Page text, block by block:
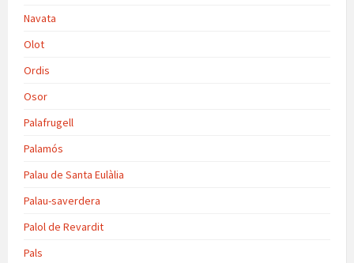
Navata
Olot
Ordis
Osor
Palafrugell
Palamós
Palau de Santa Eulàlia
Palau-saverdera
Palol de Revardit
Pals